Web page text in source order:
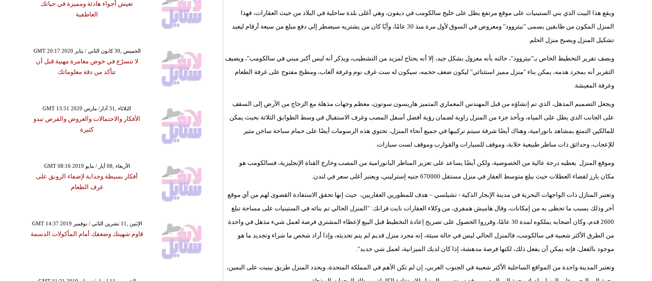
ويقع هذا البيت الذي بني الستينيات على موقع مرتفع يطل على خليج سالكومب في ديفون، وهي أغلى بلدة ساحلية في البلاد من حيث العقارات، فهذا
المنزل المكون من طابقين يسمى "نيثروود" ومعروض في السوق لأول مرة منذ 30 عامًا، وأيًا كان من يشتريه سيضطر إلى دفع مبلغ من سبعة أرقام ليعيد
تشكيل المنزل ويصبح منزل الحلم.
ويصف تقرير التخطيط الخاص بـ"نيثروود"، حالته بأنه معزول بشكل جيد، إلا أنه يحتاج لمزيد من التشطيب، ويذكر أنه ليس أكبر مبني في سالكومب"، ويضيف
التقرير أنه بمجرد هدمه، يمكن بناء "منزل مميز استثنائي" ليكون ضعف حجمه، سيكون له ست غرف نوم وغرفة ألعاب، ومطبخ مفتوح على غرفة الطعام
وغرفة المعيشة.
ويجعل التصميم المذهل، الذي تم إنشاؤه من قبل المهندس المعماري المتميز هاريسون سوتون، معظم وجهات مذهلة مع الزجاج من الأرض إلى السقف
على الجانب الذي يطل على المياه، ويأخذ جزء من المنزل زاوية لضمان رؤية أفضل أسفل المصب وغرف الاستقبال في وسط الطوابق الثلاثة بحيث يمكن
للمالكين التمتع بمشاهد بانورامية، وهناك أيضًا شرفة سيتم تركيبها في جميع أنحاء المنزل، تحتوي هذه الرسومات أيضًا على حمام سباحة ساخن مثير
للإعجاب، وحدائق ذات مناظر طبيعية خلابة، وموقف للسيارات والقوارب وموقف لست سيارات.
وموقع المنزل يعطيه درجة عالية من الخصوصية، ولكن أيضًا يساعد على تعزيز المناظر البانورامية من المصب وخارج القناة الإنجليزية، فسالكومب هو
مكان بارز لقضاء العطلات حيث يبلغ متوسط ​​العقار في منزل مستقل 670000 جنيه إسترليني، ويعتبر أغلى سعر في لندن.
وتعتبر المنازل ذات الواجهات البحرية في مدينة الإبحار الذكية - تشيلسي – هدف للمطورين العقاريين، حيث إنها تحقق الاستفادة القصوى لهم من أي موقع
آخر وذلك بسبب ما تحظى به من إمكانات، وقال هاميش همفري، من وكلاء العقارات نايت فرانك: "المنزل الحالي تم بنائه في الستينيات على مساحة تبلغ
2600 قدم، وكان أصحابه يملكوه لمدة 30 عامًا، وقرروا الحصول على تصريح إعادة التخطيط قبل البيع لإعطاء المشتري فرصة لعمل شيء مذهل في واحدة
من الطرق الأكثر شعبية في سالكومب، فالمنزل الحالي ليس في حالة سيئة، إنه مجرد منزل قديم لم يتم تحديثه، وإذا أراد شخص ما شراء وتجديد ما هو
موجود بالفعل، فإنه يمكن أن يفعل ذلك، لكنها فرصة مدهشة، إذا كان لديك الميزانية، لعمل شي جديد".
وتعتبر المدينة واحدة من المواقع الساحلية الأكثر شعبية في الجنوب الغربي، إن لم تكن الأهم في المملكة المتحدة، ويحدد المنزل طريق بينيت على اليمين،
تعيش أجواء هادئة ومميزة في حياتك
العاطفية
GMT 20:17 2020 الخميس ,30 كانون الثاني / يناير
لا تتسرّع في خوض مغامرة مهنية قبل أن
تتأكد من دقة معلوماتك
GMT 13:51 2020 الثلاثاء ,31 آذار/ مارس
الأفكار والاحتمالات والعروض والفرص تبدو
كثيرة
GMT 08:16 2019 الأربعاء ,08 أيار / مايو
أفكار بسيطة وجذابة لإضفاء الرونق على
غرف الطعام
GMT 14:37 2019 الإثنين ,11 تشرين الثاني / نوفمبر
قاوم شهيتك وضعفك أمام المأكولات الدسمة